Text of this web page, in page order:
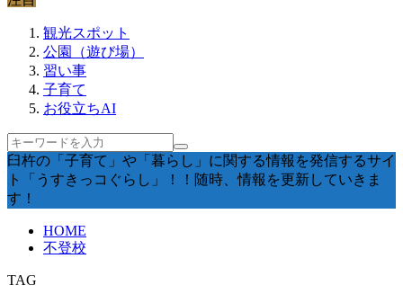
観光スポット
公園（遊び場）
習い事
子育て
お役立ちAI
臼杵の「子育て」や「暮らし」に関する情報を発信するサイ
ト「うすきっコぐらし」！！随時、情報を更新していきま
す！
HOME
不登校
TAG